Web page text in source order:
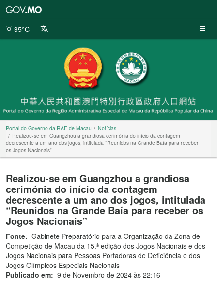
da
35°C
Portal do Governo da RAE de Macau
Notícias
Realizou-se em Guangzhou a grandiosa cerimónia do início da contagem
decrescente a um ano dos jogos, intitulada “Reunidos na Grande Baía para receber
os Jogos Nacionais”
Realizou-se em Guangzhou a grandiosa
cerimónia do início da contagem
decrescente a um ano dos jogos, intitulada
“Reunidos na Grande Baía para receber os
Jogos Nacionais”
Fonte: Gabinete Preparatório para a Organização da Zona de
Competição de Macau da 15.ª edição dos Jogos Nacionais e dos
Jogos Nacionais para Pessoas Portadoras de Deficiência e dos
Jogos Olímpicos Especiais Nacionais
Publicado em: 9 de Novembro de 2024 às 22:16